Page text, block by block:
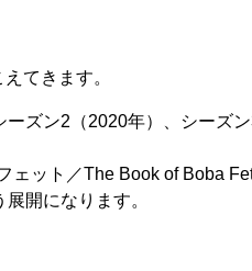
てきます。
ズン2（2020年）、シーズ
ェット／The Book of Boba
開になります。